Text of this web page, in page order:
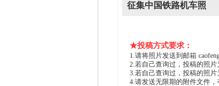
征集中国铁路机车照
★投稿方式要求：
1.请将照片发送到邮箱
2.若自己查询过，投稿的照
3.若自己查询过，投稿的照
4.请发送无限期的附件文件